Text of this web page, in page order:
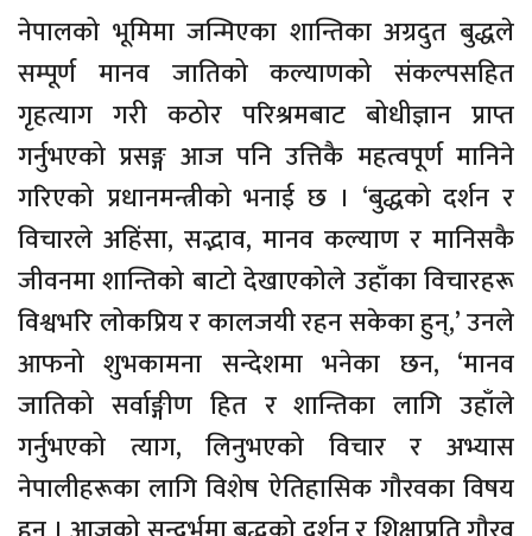
नेपालको भूमिमा जन्मिएका शान्तिका अग्रदुत बुद्धले
सम्पूर्ण मानव जातिको कल्याणको संकल्पसहित
गृहत्याग गरी कठोर परिश्रमबाट बोधीज्ञान प्राप्त
गर्नुभएको प्रसङ्ग आज पनि उत्तिकै महत्वपूर्ण मानिने
गरिएको प्रधानमन्त्रीको भनाई छ । ‘बुद्धको दर्शन र
विचारले अहिंसा, सद्भाव, मानव कल्याण र मानिसकै
जीवनमा शान्तिको बाटो देखाएकोले उहाँका विचारहरू
विश्वभरि लोकप्रिय र कालजयी रहन सकेका हुन्,’ उनले
आफनो शुभकामना सन्देशमा भनेका छन, ‘मानव
जातिको सर्वाङ्गीण हित र शान्तिका लागि उहाँले
गर्नुभएको त्याग, लिनुभएको विचार र अभ्यास
नेपालीहरूका लागि विशेष ऐतिहासिक गौरवका विषय